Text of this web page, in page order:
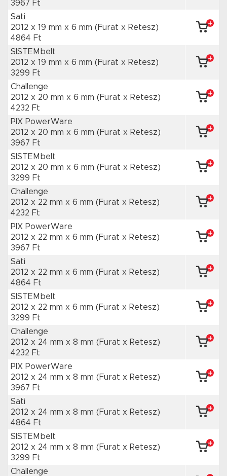
3967 Ft
Sati
2012 x 19 mm x 6 mm (Furat x Retesz)
4864 Ft
SISTEMbelt
2012 x 19 mm x 6 mm (Furat x Retesz)
3299 Ft
Challenge
2012 x 20 mm x 6 mm (Furat x Retesz)
4232 Ft
PIX PowerWare
2012 x 20 mm x 6 mm (Furat x Retesz)
3967 Ft
SISTEMbelt
2012 x 20 mm x 6 mm (Furat x Retesz)
3299 Ft
Challenge
2012 x 22 mm x 6 mm (Furat x Retesz)
4232 Ft
PIX PowerWare
2012 x 22 mm x 6 mm (Furat x Retesz)
3967 Ft
Sati
2012 x 22 mm x 6 mm (Furat x Retesz)
4864 Ft
SISTEMbelt
2012 x 22 mm x 6 mm (Furat x Retesz)
3299 Ft
Challenge
2012 x 24 mm x 8 mm (Furat x Retesz)
4232 Ft
PIX PowerWare
2012 x 24 mm x 8 mm (Furat x Retesz)
3967 Ft
Sati
2012 x 24 mm x 8 mm (Furat x Retesz)
4864 Ft
SISTEMbelt
2012 x 24 mm x 8 mm (Furat x Retesz)
3299 Ft
Challenge